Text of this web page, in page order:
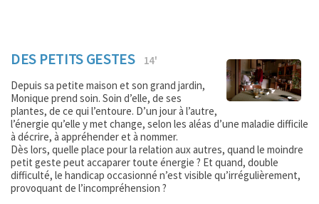
DES PETITS GESTES 14'
Depuis sa petite maison et son grand jardin,
Monique prend soin. Soin d’elle, de ses
plantes, de ce qui l’entoure. D’un jour à l’autre,
l’énergie qu’elle y met change, selon les aléas d’une maladie difficile
à décrire, à appréhender et à nommer.
Dès lors, quelle place pour la relation aux autres, quand le moindre
petit geste peut accaparer toute énergie ? Et quand, double
difficulté, le handicap occasionné n’est visible qu’irrégulièrement,
provoquant de l’incompréhension ?